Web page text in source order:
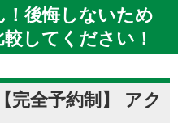
後悔しないため
してください！
完全予約制】 アク